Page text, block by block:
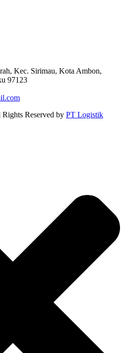
Kec. Sirimau, Kota Ambon,
97123
Reserved by PT Logistik